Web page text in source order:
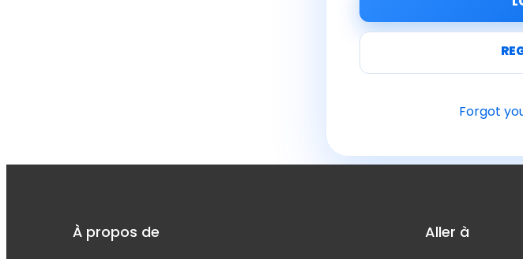
Forgot
À propos de Aller à